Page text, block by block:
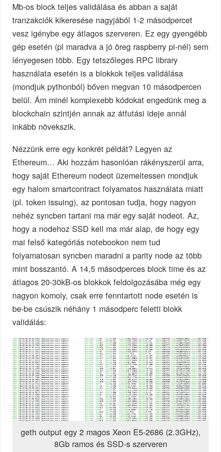
Mb-os block teljes validálása és abban a saját
tranzakciók kikeresése nagyjából 1-2 másodpercet
vesz igénybe egy átlagos szerveren. Ez egy gyengébb
gép esetén (pl maradva a jó öreg raspberry pi-nél) sem
lényegesen több. Egy tetszőleges RPC library
használata esetén is a blokkok teljes validálása
(mondjuk pythonból) bőven megvan 10 másodpercen
belül. Ám minél komplexebb kódokat engedünk meg a
blockchain szintjén annak az átfutási ideje annál
inkább növekszik.
Nézzünk erre egy konkrét példát? Legyen az
Ethereum… Aki hozzám hasonlóan rákényszerül arra,
hogy saját Ethereum nodeot üzemeltessen mondjuk
egy halom smartcontract folyamatos használata miatt
(pl. token issuing), az pontosan tudja, hogy nagyon
nehéz syncben tartani ma már egy saját nodeot. Az,
hogy a nodehoz SSD kell ma már alap, de hogy egy
mai felső kategóriás notebookon nem tud
folyamatosan syncben maradni a parity node az több
mint bosszantó. A 14,5 másodperces block time és az
átlagos 20-30kB-os blokkok feldolgozásába még egy
nagyon komoly, csak erre fenntartott node esetén is
be-be csúszik néhány 1 másodperc feletti blokk
validálás:
geth output egy 2 magos Xeon E5-2686 (2.3GHz),
8Gb ramos és SSD-s szerveren